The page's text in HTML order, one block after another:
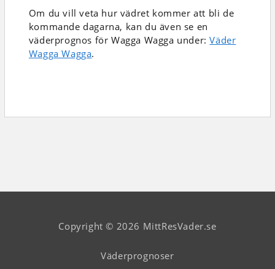
Om du vill veta hur vädret kommer att bli de
kommande dagarna, kan du även se en
väderprognos för Wagga Wagga under:Väder
Wagga Wagga.
Copyright © 2026 MittResVader.se
Väderprognoser